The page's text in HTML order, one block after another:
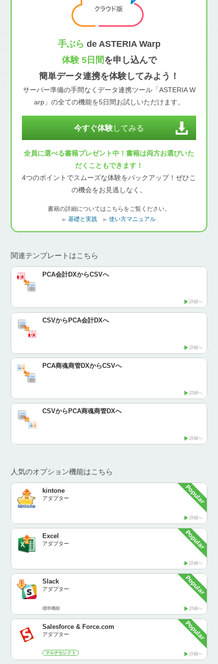
手ぶら de ASTERIA Warp
体験 5日間を申し込んで
簡単データ連携を体験してみよう！
サーバー準備の手間なくデータ連携ツール「ASTERIA W
arp」の全ての機能を5日間お試しいただけます。
今すぐ体験してみる
全員に選べる書籍プレゼント中！書籍は両方お選びいた
だくこともできます！
4つのポイントでスムーズな体験をバックアップ！ぜひこ
の機会をお見逃しなく。
書籍の詳細についてはこちらをご覧ください。
基礎と実践
使い方マニュアル
関連テンプレートはこちら
PCA会計DXからCSVへ
詳細へ
CSVからPCA会計DXへ
詳細へ
PCA商魂商管DXからCSVへ
詳細へ
CSVからPCA商魂商管DXへ
詳細へ
人気のオプション機能はこちら
kintone
アダプター
詳細へ
Excel
アダプター
詳細へ
Slack
アダプター
詳細へ
標準機能
Salesforce & Force.com
アダプター
詳細へ
マルチセレクト